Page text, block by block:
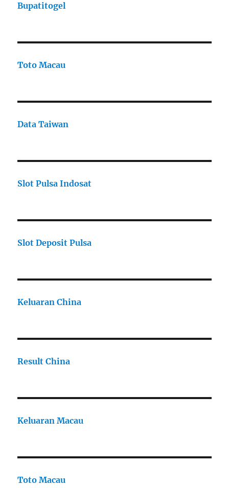
Bupatitogel
Toto Macau
Data Taiwan
Slot Pulsa Indosat
Slot Deposit Pulsa
Keluaran China
Result China
Keluaran Macau
Toto Macau